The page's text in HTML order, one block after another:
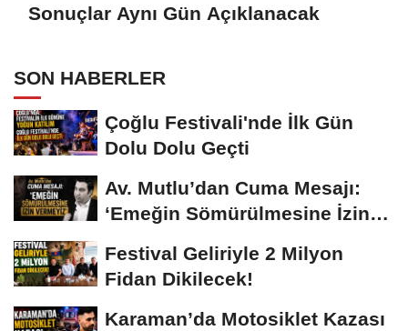
Sonuçlar Aynı Gün Açıklanacak
SON HABERLER
Çoğlu Festivali'nde İlk Gün
Dolu Dolu Geçti
Av. Mutlu’dan Cuma Mesajı:
‘Emeğin Sömürülmesine İzin
Festival Geliriyle 2 Milyon
Fidan Dikilecek!
Karaman’da Motosiklet Kazası